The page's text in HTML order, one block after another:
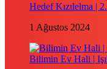
Hedef Kızılelma |
1 Ağustos 2024
Bilimin Ev Hali |